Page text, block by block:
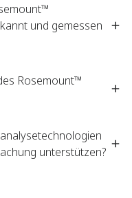
und gemessen
Rosemount™
unterstützen?